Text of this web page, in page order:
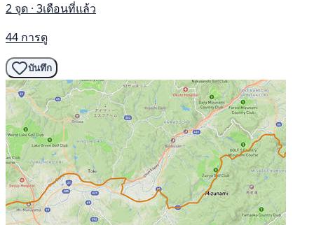
2 จุด · 3เดือนที่แล้ว
44 การดู
บันทึก